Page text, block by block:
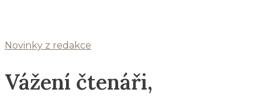
Novinky z redakce
Vážení čtenáři,